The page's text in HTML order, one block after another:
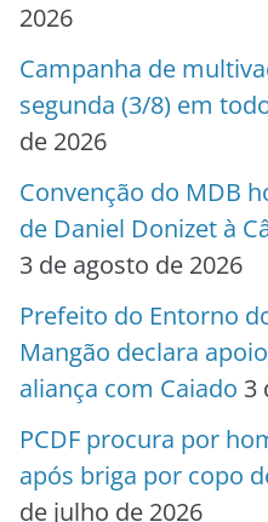
2026
Campanha de
segunda (3/8) em
de 2026
Convenção do MDB
de Daniel Donizet à
3 de agosto de 2026
Prefeito do Entorno
Mangão declara
aliança com Caiado 3
PCDF procura por
após briga por copo
de julho de 2026